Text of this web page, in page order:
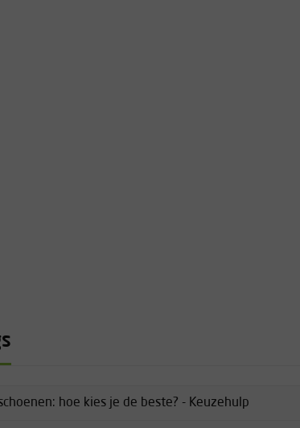
hoe kies je de beste? - Keuzehulp